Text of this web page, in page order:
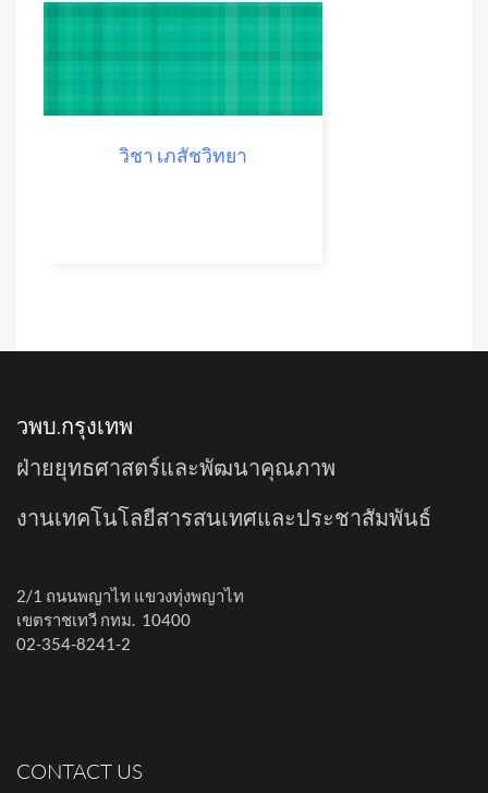
วิชา เภสัชวิทยา
วพบ.กรุงเทพ
ฝ่ายยุทธศาสตร์และพัฒนาคุณภาพ
งานเทคโนโลยีสารสนเทศและประชาสัมพันธ์
2/1 ถนนพญาไท แขวงทุ่งพญาไท
เขตราชเทวี กทม. 10400
02-354-8241-2
CONTACT US